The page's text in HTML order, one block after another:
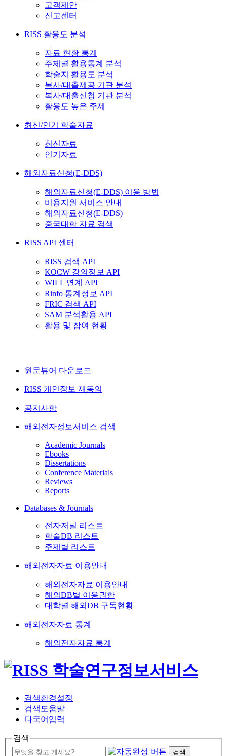
고객제안
신고센터
RISS 활용도 분석
자료 현황 통계
주제별 활용통계 분석
학술지 활용도 분석
복사/대출제공 기관 분석
복사/대출신청 기관 분석
활용도 높은 주제
최신/인기 학술자료
최신자료
인기자료
해외자료신청(E-DDS)
해외자료신청(E-DDS) 이용 방법
비용지원 서비스 안내
해외자료신청(E-DDS)
중국대학 자료 검색
RISS API 센터
RISS 검색 API
KOCW 강의정보 API
WILL 연계 API
Rinfo 통계정보 API
FRIC 검색 API
SAM 분석활용 API
활용 및 참여 현황
원문뷰어 다운로드
RISS 개인정보 재동의
공지사항
해외전자정보서비스 검색
Academic Journals
Ebooks
Dissertations
Conference Materials
Reviews
Reports
Databases & Journals
전자저널 리스트
학술DB 리스트
주제별 리스트
해외전자자료 이용안내
해외전자자료 이용안내
해외DB별 이용권한
대학별 해외DB 구독현황
해외전자자료 통계
해외전자자료 통계
검색환경설정
검색도움말
다국어입력
검색
검색